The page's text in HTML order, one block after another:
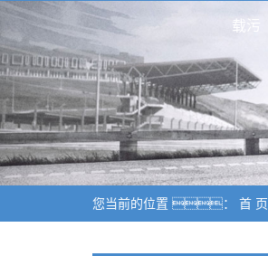
载污
您当前的位置 ： 首 页